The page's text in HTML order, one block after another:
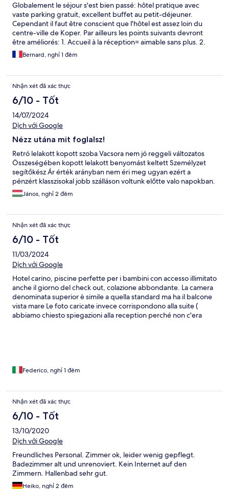
Globalement le séjour s'est bien passé: hôtel pratique avec
vaste parking gratuit, excellent buffet au petit-déjeuner.
Cependant il faut être conscient que l'hôtel est assez loin du
centre-ville de Koper. Par ailleurs les points suivants devront
être améliorés: 1. Accueil à la réception= aimable sans plus. 2.
Attaches extérieures des volets qui menacent de tomber. 3.
Colonne dans la douche = branlante
Bernard, nghỉ 1 đêm
Nhận xét đã xác thực
6/10 - Tốt
14/07/2024
Dịch với Google
Nézz utána mit foglalsz!
Retró lelakott kopott szoba Vacsora nem jó reggeli változatos
Összeségében kopott lelakott benyomást keltett Személyzet
segítőkész Ár érték arányban nem éri meg ugyan ezért a
pénzért klasszisokal jobb szálláson voltunk előtte valo napokban.
János, nghỉ 2 đêm
Nhận xét đã xác thực
6/10 - Tốt
11/03/2024
Dịch với Google
Hotel carino, piscine perfette per i bambini con accesso illimitato
anche il giorno del check out, colazione abbondante. La camera
denominata superior è simile a quella standard ma ha il balcone
vista mare Le foto caricate invece corrispondono alla suite (
abbiamo chiesto spiegazioni alla reception perché non c'era
Federico, nghỉ 1 đêm
Nhận xét đã xác thực
6/10 - Tốt
13/10/2020
Dịch với Google
Freundliches Personal. Zimmer ok, leider wenig gepflegt.
Badezimmer alt und unrenoviert. Kein Internet auf den
Zimmern. Hallenbad sehr gut.
Heiko, nghỉ 2 đêm